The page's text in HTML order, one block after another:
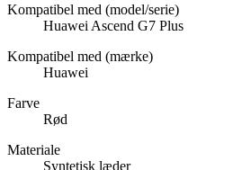
Kompatibel med (model/serie)
Huawei Ascend G7 Plus
Kompatibel med (mærke)
Huawei
Farve
Rød
Materiale
Syntetisk læder